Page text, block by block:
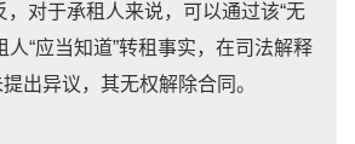
，对于承租人来说，可以通过该“无
人“应当知道”转租事实，在司法解释
出异议，其无权解除合同。